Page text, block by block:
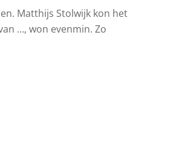
Matthijs Stolwijk kon het
…, won evenmin. Zo